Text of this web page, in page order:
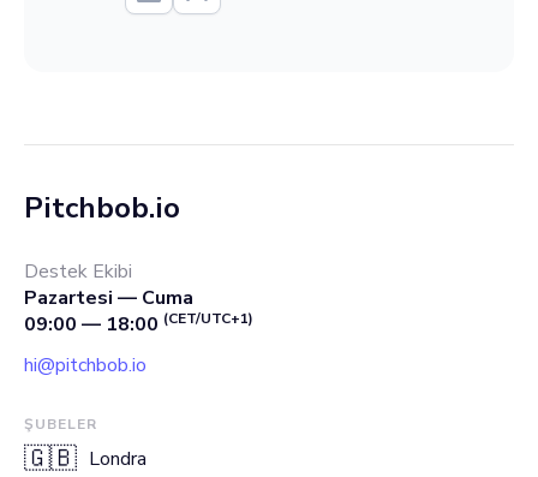
Pitchbob.io
Destek Ekibi
Pazartesi — Cuma
09:00 — 18:00 (CET/UTC+1)
hi@pitchbob.io
ŞUBELER
🇬🇧 Londra